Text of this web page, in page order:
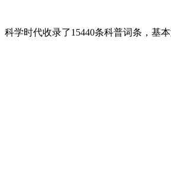
科学时代收录了15440条科普词条，基